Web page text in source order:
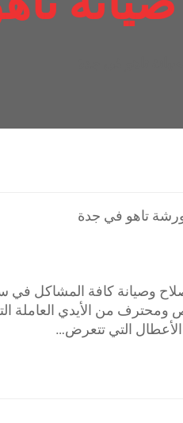
تاهو في جدة
وصيانة كافة المشاكل في
من الأيدي العاملة
التي تتعرض…